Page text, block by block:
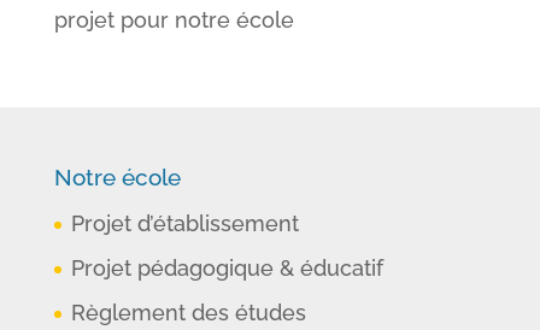
projet pour notre école
Notre école
Projet d’établissement
Projet pédagogique & éducatif
Règlement des études